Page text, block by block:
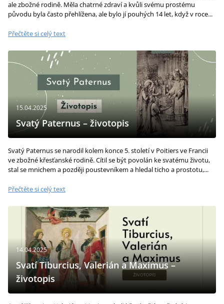
ale zbožné rodině. Měla chatrné zdraví a kvůli svému prostému
původu byla často přehlížena, ale bylo jí pouhých 14 let, když v roce...
Přečtěte si celý text
15.04.2025
Svatý Paternus – životopis
Svatý Paternus se narodil kolem konce 5. století v Poitiers ve Francii
ve zbožné křesťanské rodině. Cítil se být povolán ke svatému životu,
stal se mnichem a později poustevníkem a hledal ticho a prostotu,...
Přečtěte si celý text
14.04.2025
Svatí Tiburcius, Valerián a Maximus –
životopis